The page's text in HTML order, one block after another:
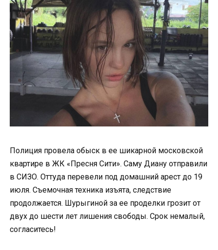
Полиция провела обыск в ее шикарной московской
квартире в ЖК «Пресня Сити». Саму Диану отправили
в СИЗО. Оттуда перевели под домашний арест до 19
июля. Съемочная техника изъята, следствие
продолжается. Шурыгиной за ее проделки грозит от
двух до шести лет лишения свободы. Срок немалый,
согласитесь!